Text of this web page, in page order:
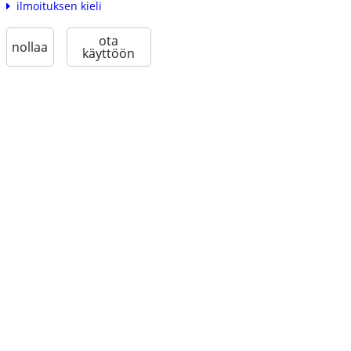
ilmoituksen kieli
nollaa ota
käyttöön